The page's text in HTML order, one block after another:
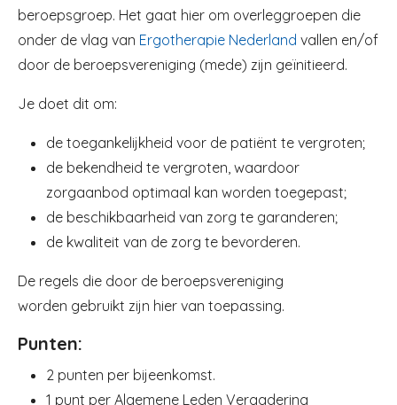
beroepsgroep. Het gaat hier om overleggroepen die
onder de vlag van Ergotherapie Nederland vallen en/of
door de beroepsvereniging (mede) zijn geïnitieerd.
Je doet dit om:
de toegankelijkheid voor de patiënt te vergroten;
de bekendheid te vergroten, waardoor
zorgaanbod optimaal kan worden toegepast;
de beschikbaarheid van zorg te garanderen;
de kwaliteit van de zorg te bevorderen.
De regels die door de beroepsvereniging
worden gebruikt zijn hier van toepassing.
Punten:
2 punten per bijeenkomst.
1 punt per Algemene Leden Vergadering